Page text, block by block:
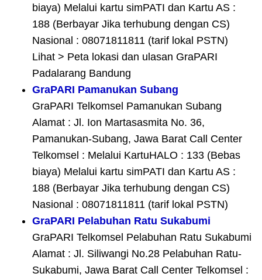
biaya) Melalui kartu simPATI dan Kartu AS :
188 (Berbayar Jika terhubung dengan CS)
Nasional : 08071811811 (tarif lokal PSTN)
Lihat > Peta lokasi dan ulasan GraPARI
Padalarang Bandung
GraPARI Pamanukan Subang
GraPARI Telkomsel Pamanukan Subang
Alamat : Jl. Ion Martasasmita No. 36,
Pamanukan-Subang, Jawa Barat Call Center
Telkomsel : Melalui KartuHALO : 133 (Bebas
biaya) Melalui kartu simPATI dan Kartu AS :
188 (Berbayar Jika terhubung dengan CS)
Nasional : 08071811811 (tarif lokal PSTN)
GraPARI Pelabuhan Ratu Sukabumi
GraPARI Telkomsel Pelabuhan Ratu Sukabumi
Alamat : Jl. Siliwangi No.28 Pelabuhan Ratu-
Sukabumi, Jawa Barat Call Center Telkomsel :